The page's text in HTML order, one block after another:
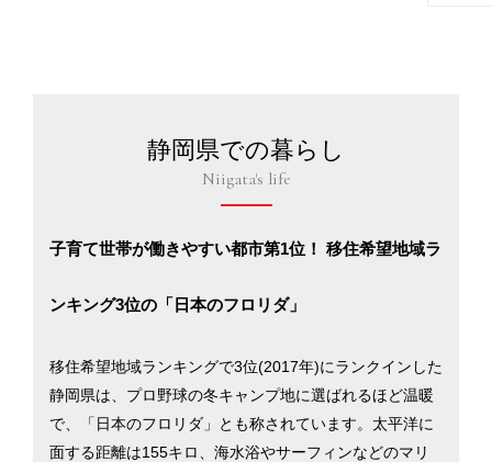
静岡県での暮らし
Niigata's life
子育て世帯が働きやすい都市第1位！ 移住希望地域ラ
ンキング3位の「日本のフロリダ」
移住希望地域ランキングで3位(2017年)にランクインした
静岡県は、プロ野球の冬キャンプ地に選ばれるほど温暖
で、「日本のフロリダ」とも称されています。太平洋に
面する距離は155キロ、海水浴やサーフィンなどのマリ